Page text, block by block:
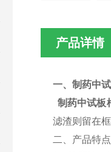
产品详情
一、 制药中
制药中试板
滤渣则留在
二、产品特